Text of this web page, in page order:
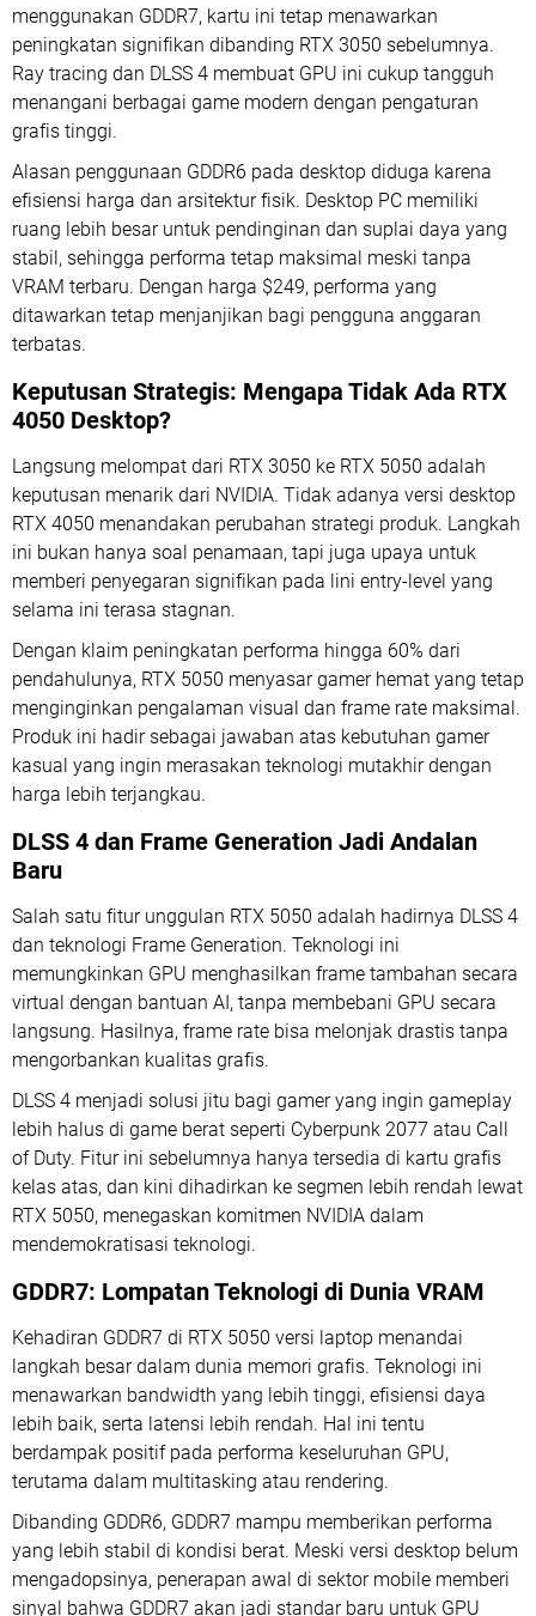
menggunakan GDDR7, kartu ini tetap menawarkan
peningkatan signifikan dibanding RTX 3050 sebelumnya.
Ray tracing dan DLSS 4 membuat GPU ini cukup tangguh
menangani berbagai game modern dengan pengaturan
grafis tinggi.
Alasan penggunaan GDDR6 pada desktop diduga karena
efisiensi harga dan arsitektur fisik. Desktop PC memiliki
ruang lebih besar untuk pendinginan dan suplai daya yang
stabil, sehingga performa tetap maksimal meski tanpa
VRAM terbaru. Dengan harga $249, performa yang
ditawarkan tetap menjanjikan bagi pengguna anggaran
terbatas.
Keputusan Strategis: Mengapa Tidak Ada RTX
4050 Desktop?
Langsung melompat dari RTX 3050 ke RTX 5050 adalah
keputusan menarik dari NVIDIA. Tidak adanya versi desktop
RTX 4050 menandakan perubahan strategi produk. Langkah
ini bukan hanya soal penamaan, tapi juga upaya untuk
memberi penyegaran signifikan pada lini entry-level yang
selama ini terasa stagnan.
Dengan klaim peningkatan performa hingga 60% dari
pendahulunya, RTX 5050 menyasar gamer hemat yang tetap
menginginkan pengalaman visual dan frame rate maksimal.
Produk ini hadir sebagai jawaban atas kebutuhan gamer
kasual yang ingin merasakan teknologi mutakhir dengan
harga lebih terjangkau.
DLSS 4 dan Frame Generation Jadi Andalan
Baru
Salah satu fitur unggulan RTX 5050 adalah hadirnya DLSS 4
dan teknologi Frame Generation. Teknologi ini
memungkinkan GPU menghasilkan frame tambahan secara
virtual dengan bantuan AI, tanpa membebani GPU secara
langsung. Hasilnya, frame rate bisa melonjak drastis tanpa
mengorbankan kualitas grafis.
DLSS 4 menjadi solusi jitu bagi gamer yang ingin gameplay
lebih halus di game berat seperti Cyberpunk 2077 atau Call
of Duty. Fitur ini sebelumnya hanya tersedia di kartu grafis
kelas atas, dan kini dihadirkan ke segmen lebih rendah lewat
RTX 5050, menegaskan komitmen NVIDIA dalam
mendemokratisasi teknologi.
GDDR7: Lompatan Teknologi di Dunia VRAM
Kehadiran GDDR7 di RTX 5050 versi laptop menandai
langkah besar dalam dunia memori grafis. Teknologi ini
menawarkan bandwidth yang lebih tinggi, efisiensi daya
lebih baik, serta latensi lebih rendah. Hal ini tentu
berdampak positif pada performa keseluruhan GPU,
terutama dalam multitasking atau rendering.
Dibanding GDDR6, GDDR7 mampu memberikan performa
yang lebih stabil di kondisi berat. Meski versi desktop belum
mengadopsinya, penerapan awal di sektor mobile memberi
sinyal bahwa GDDR7 akan jadi standar baru untuk GPU